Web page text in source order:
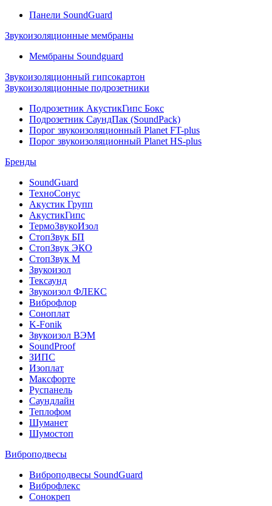
Панели SoundGuard
Звукоизоляционные мембраны
Мембраны Soundguard
Звукоизоляционный гипсокартон
Звукоизоляционные подрозетники
Подрозетник АкустикГипс Бокс
Подрозетник СаундПак (SoundPack)
Порог звукоизоляционный Planet FT-plus
Порог звукоизоляционный Planet HS-plus
Бренды
SoundGuard
ТехноСонус
Акустик Групп
АкустикГипс
ТермоЗвукоИзол
СтопЗвук БП
СтопЗвук ЭКО
СтопЗвук М
Звукоизол
Тексаунд
Звукоизол ФЛЕКС
Виброфлор
Соноплат
K-Fonik
Звукоизол ВЭМ
SoundProof
ЗИПС
Изоплат
Максфорте
Руспанель
Саундлайн
Теплофом
Шуманет
Шумостоп
Виброподвесы
Виброподвесы SoundGuard
Виброфлекс
Сонокреп